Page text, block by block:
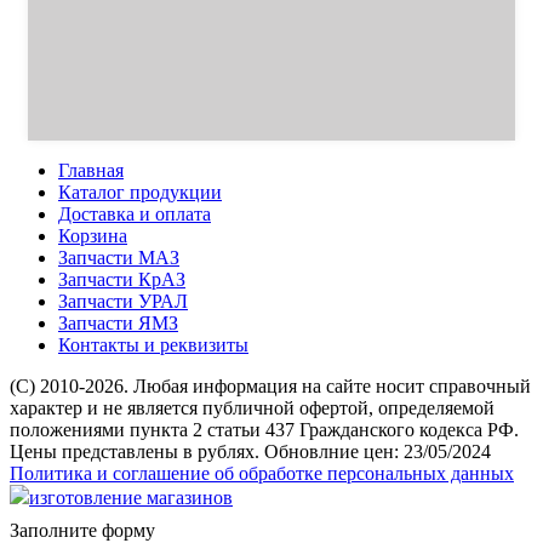
Главная
Каталог продукции
Доставка и оплата
Корзина
Запчасти МАЗ
Запчасти КрАЗ
Запчасти УРАЛ
Запчасти ЯМЗ
Контакты и реквизиты
(C) 2010-2026. Любая информация на сайте носит справочный
характер и не является публичной офертой, определяемой
положениями пункта 2 статьи 437 Гражданского кодекса РФ.
Цены представлены в рублях. Обновлние цен: 23/05/2024
Политика и соглашение об обработке персональных данных
изготовление магазинов
Заполните форму